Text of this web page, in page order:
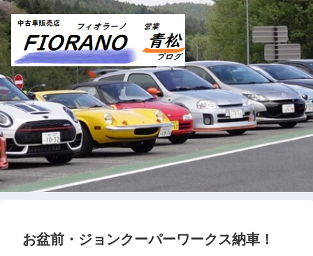
お盆前・ジョンクーパーワークス納車！